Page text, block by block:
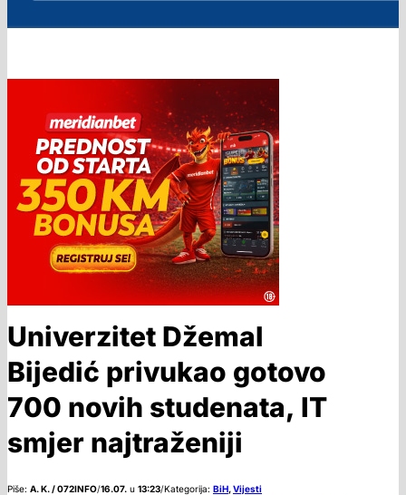
Univerzitet Džemal
Bijedić privukao gotovo
700 novih studenata, IT
smjer najtraženiji
Piše: A. K. / 072INFO/16.07. u 13:23/Kategorija: BiH,Vijesti